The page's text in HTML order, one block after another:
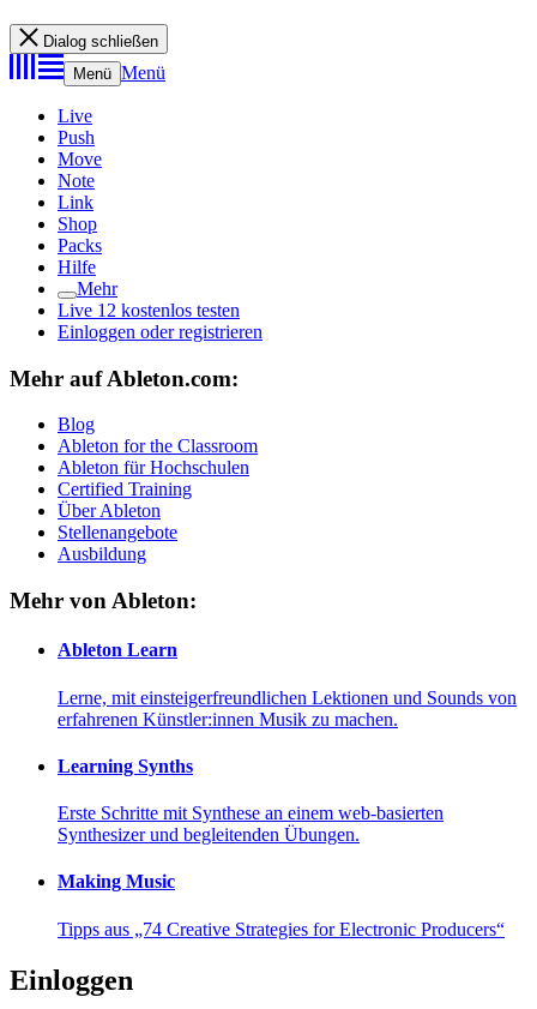
Dialog schließen
Menü Menü
Live
Push
Move
Note
Link
Shop
Packs
Hilfe
Mehr
Live 12 kostenlos testen
Einloggen oder registrieren
Mehr auf Ableton.com:
Blog
Ableton for the Classroom
Ableton für Hochschulen
Certified Training
Über Ableton
Stellenangebote
Ausbildung
Mehr von Ableton:
Ableton Learn
Lerne, mit einsteigerfreundlichen Lektionen und Sounds von
erfahrenen Künstler:innen Musik zu machen.
Learning Synths
Erste Schritte mit Synthese an einem web-basierten
Synthesizer und begleitenden Übungen.
Making Music
Tipps aus „74 Creative Strategies for Electronic Producers“
Einloggen